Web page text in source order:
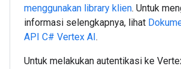
menggunakan library klien. Untuk
informasi selengkapnya, lihat
API C# Vertex AI.
Untuk melakukan autentikasi ke